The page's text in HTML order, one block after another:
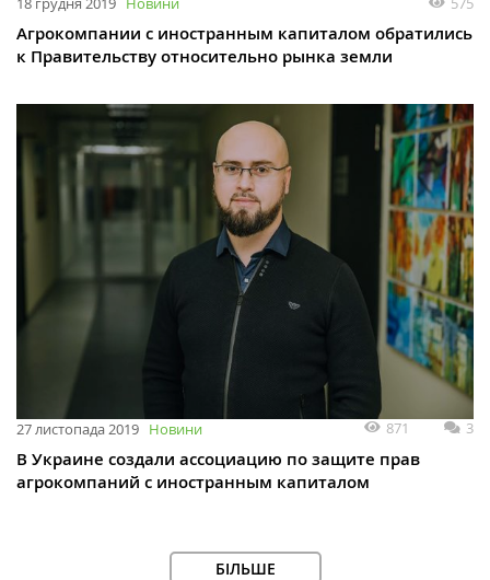
Агрокомпании с иностранным капиталом обратились
к Правительству относительно рынка земли
27 листопада 2019 Новини 871 3
В Украине создали ассоциацию по защите прав
агрокомпаний с иностранным капиталом
БІЛЬШЕ